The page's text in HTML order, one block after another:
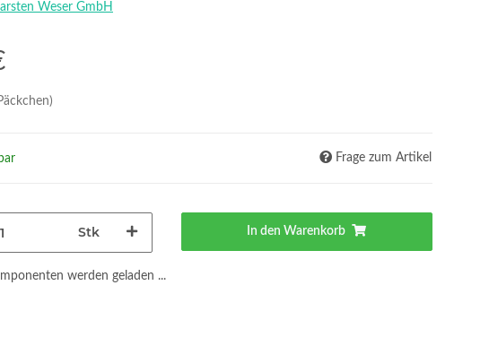
Weser GmbH
Frage zum Artikel
Stk In den Warenkorb
werden geladen ...